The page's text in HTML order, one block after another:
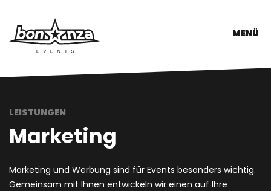
MENÜ
LEISTUNGEN
Marketing
Marketing und Werbung sind für Events besonders wichtig.
Gemeinsam mit Ihnen entwickeln wir einen auf Ihre